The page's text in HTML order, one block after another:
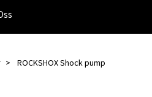
ROCKSHOX Shock pump